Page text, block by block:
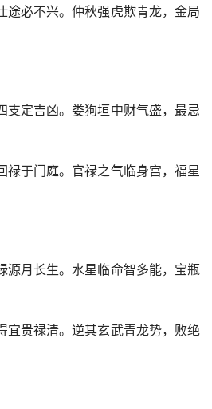
途必不兴。仲秋强虎欺青龙，金局
支定吉凶。娄狗垣中财气盛，最忌
禄于门庭。官禄之气临身宫，福星
源月长生。水星临命智多能，宝瓶
宜贵禄清。逆其玄武青龙势，败绝